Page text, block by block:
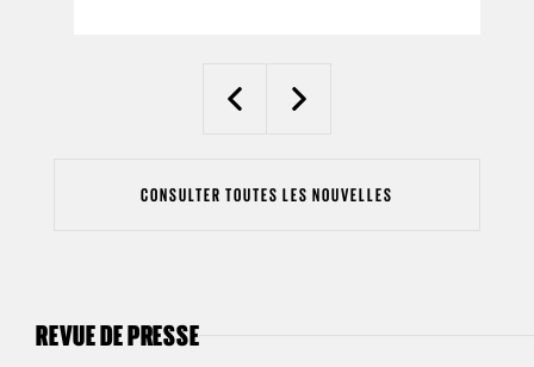
PreviousNext
CONSULTER TOUTES LES NOUVELLES
REVUE DE PRESSE